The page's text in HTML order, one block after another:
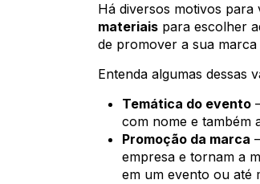
Há diversos motivos para
materiais para escolher
de promover a sua
Entenda algumas dessas
Temática do evento
com nome e também
Promoção da marca
empresa e tornam a
em um evento ou até